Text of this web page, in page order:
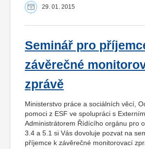
29. 01. 2015
Seminář pro
závěrečné
zprávě
Ministerstvo práce a sociálních věcí,
pomoci z ESF ve spolupráci s Externím
Administrátorem Řídícího orgánu pro
3.4 a 5.1 si Vás dovoluje pozvat na
příjemce k závěrečné monitorovací